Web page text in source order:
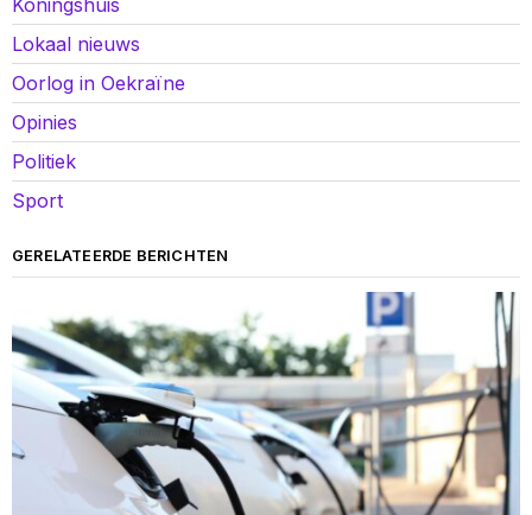
Lokaal nieuws
Oorlog in Oekraïne
Opinies
Politiek
Sport
GERELATEERDE BERICHTEN